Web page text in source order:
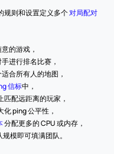
规则和设置定义多个 对局配对
的游戏，
进行排名比赛，
合所有人的地图，
信标中，
配远距离的玩家，
ping 公平性，
分配更多的 CPU 或内存，
模即可填满团队。